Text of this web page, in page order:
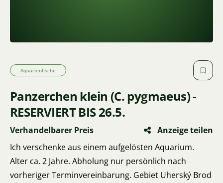
Aquarienfische
Panzerchen klein (C. pygmaeus) -
RESERVIERT BIS 26.5.
Verhandelbarer Preis
Anzeige teilen
Ich verschenke aus einem aufgelösten Aquarium.
Alter ca. 2 Jahre. Abholung nur persönlich nach
vorheriger Terminvereinbarung. Gebiet Uherský Brod